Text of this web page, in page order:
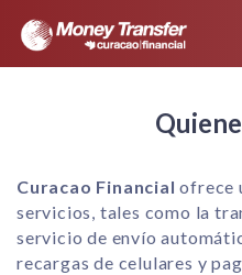
Curacao Financial ofrece
servicios, tales como la
servicio de envío
recargas de celulares y